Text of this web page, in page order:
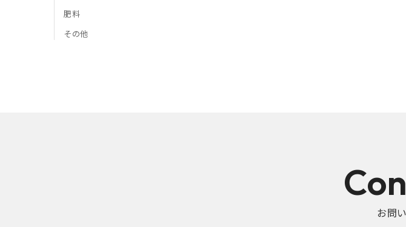
肥料
その他
お問